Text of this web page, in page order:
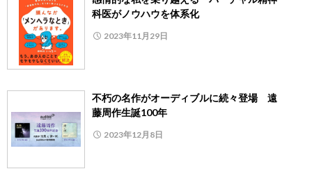
科医がノウハウを体系化
2023年11月29日
不朽の名作がオーディブルに続々登場 遠
藤周作生誕100年
2023年12月8日